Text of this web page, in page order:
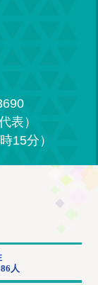
表）
15分）